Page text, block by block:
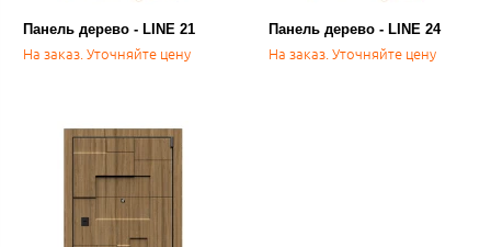
Панель дерево - LINE 21
На заказ. Уточняйте цену
Панель дерево - LINE 24
На заказ. Уточняйте цену